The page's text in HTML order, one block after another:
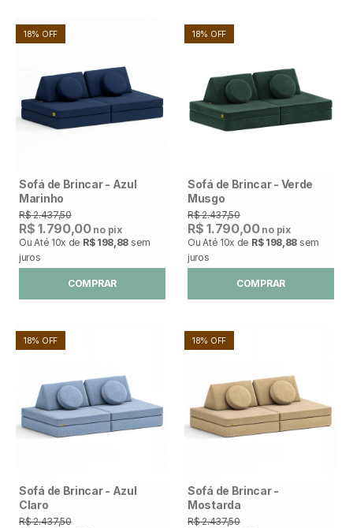
18% OFF
Sofá de Brincar - Azul
Marinho
R$ 2.437,50
R$ 1.790,00no pix
Ou Até 10x de R$ 198,88 sem
juros
COMPRAR
18% OFF
Sofá de Brincar - Verde
Musgo
R$ 2.437,50
R$ 1.790,00no pix
Ou Até 10x de R$ 198,88 sem
juros
COMPRAR
18% OFF
Sofá de Brincar - Azul
Claro
R$ 2.437,50
18% OFF
Sofá de Brincar -
Mostarda
R$ 2.437,50